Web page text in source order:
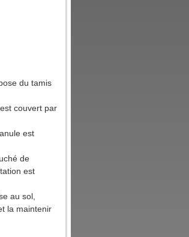
du tamis
couvert par
est
de
est
au sol,
la maintenir